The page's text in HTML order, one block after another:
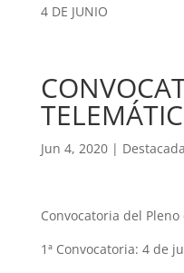
4 DE JUNIO
Jun 4, 2020|
Convocatoria del
1ª Convocatoria: 4 de